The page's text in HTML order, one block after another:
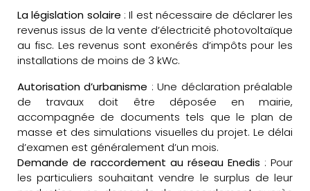
La législation solaire : Il est nécessaire de déclarer les
revenus issus de la vente d’électricité photovoltaïque
au fisc. Les revenus sont exonérés d’impôts pour les
installations de moins de 3 kWc.
Autorisation d’urbanisme : Une déclaration préalable
de travaux doit être déposée en mairie,
accompagnée de documents tels que le plan de
masse et des simulations visuelles du projet. Le délai
d’examen est généralement d’un mois.
Demande de raccordement au réseau Enedis : Pour
les particuliers souhaitant vendre le surplus de leur